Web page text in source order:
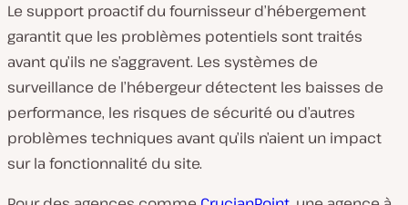
Le support proactif du fournisseur d’hébergement
garantit que les problèmes potentiels sont traités
avant qu’ils ne s’aggravent. Les systèmes de
surveillance de l’hébergeur détectent les baisses de
performance, les risques de sécurité ou d’autres
problèmes techniques avant qu’ils n’aient un impact
sur la fonctionnalité du site.